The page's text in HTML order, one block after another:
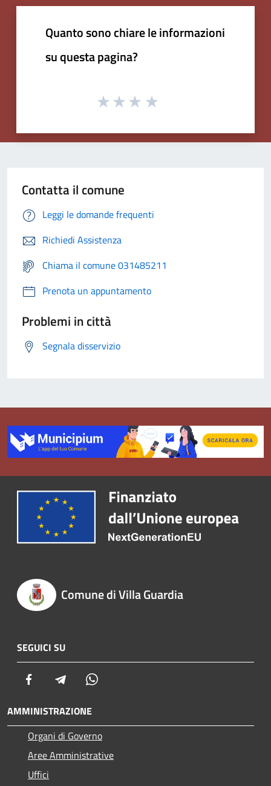
Quanto sono chiare le informazioni
su questa pagina?
Contatta il comune
Leggi le domande frequenti
Richiedi Assistenza
Chiama il comune 031485211
Prenota un appuntamento
Problemi in città
Segnala disservizio
Comune di Villa Guardia
SEGUICI SU
Facebook Telegram
AMMINISTRAZIONE
Organi di Governo
Aree Amministrative
Uffici